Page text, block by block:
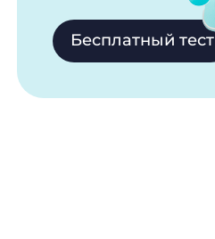
Бесплатный тест